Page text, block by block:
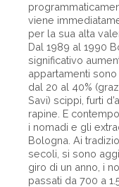
viene
per la sua alta
Dal 1989 al 1990
significativo
appartamenti
dal 20 al 40%
Savi) scippi, furti
rapine. E
i nomadi e gli
Bologna. Ai
secoli, si sono
giro di un anno, i
passati da 700 a